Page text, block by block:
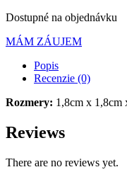
Dostupné na objednávku
MÁM ZÁUJEM
Popis
Recenzie (0)
Rozmery: 1,8cm x 1,8cm
Reviews
There are no reviews yet.